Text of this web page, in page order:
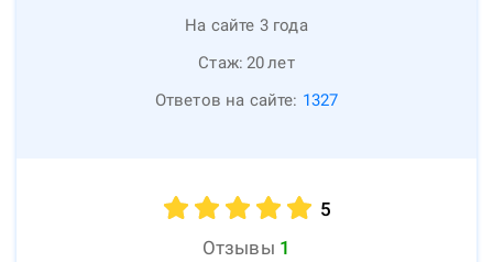
На сайте 3 года
Стаж: 20лет
Ответов на сайте: 1327
5
Отзывы 1